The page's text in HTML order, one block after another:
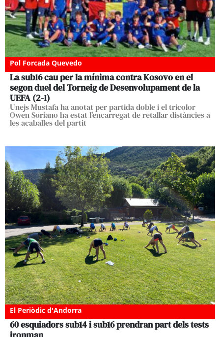
Pol Forcada Quevedo
La sub16 cau per la mínima contra Kosovo en el
segon duel del Torneig de Desenvolupament de la
UEFA (2-1)
Unejs Mustafa ha anotat per partida doble i el tricolor
Owen Soriano ha estat l'encarregat de retallar distàncies a
les acaballes del partit
El Periòdic d'Andorra
60 esquiadors sub14 i sub16 prendran part dels tests